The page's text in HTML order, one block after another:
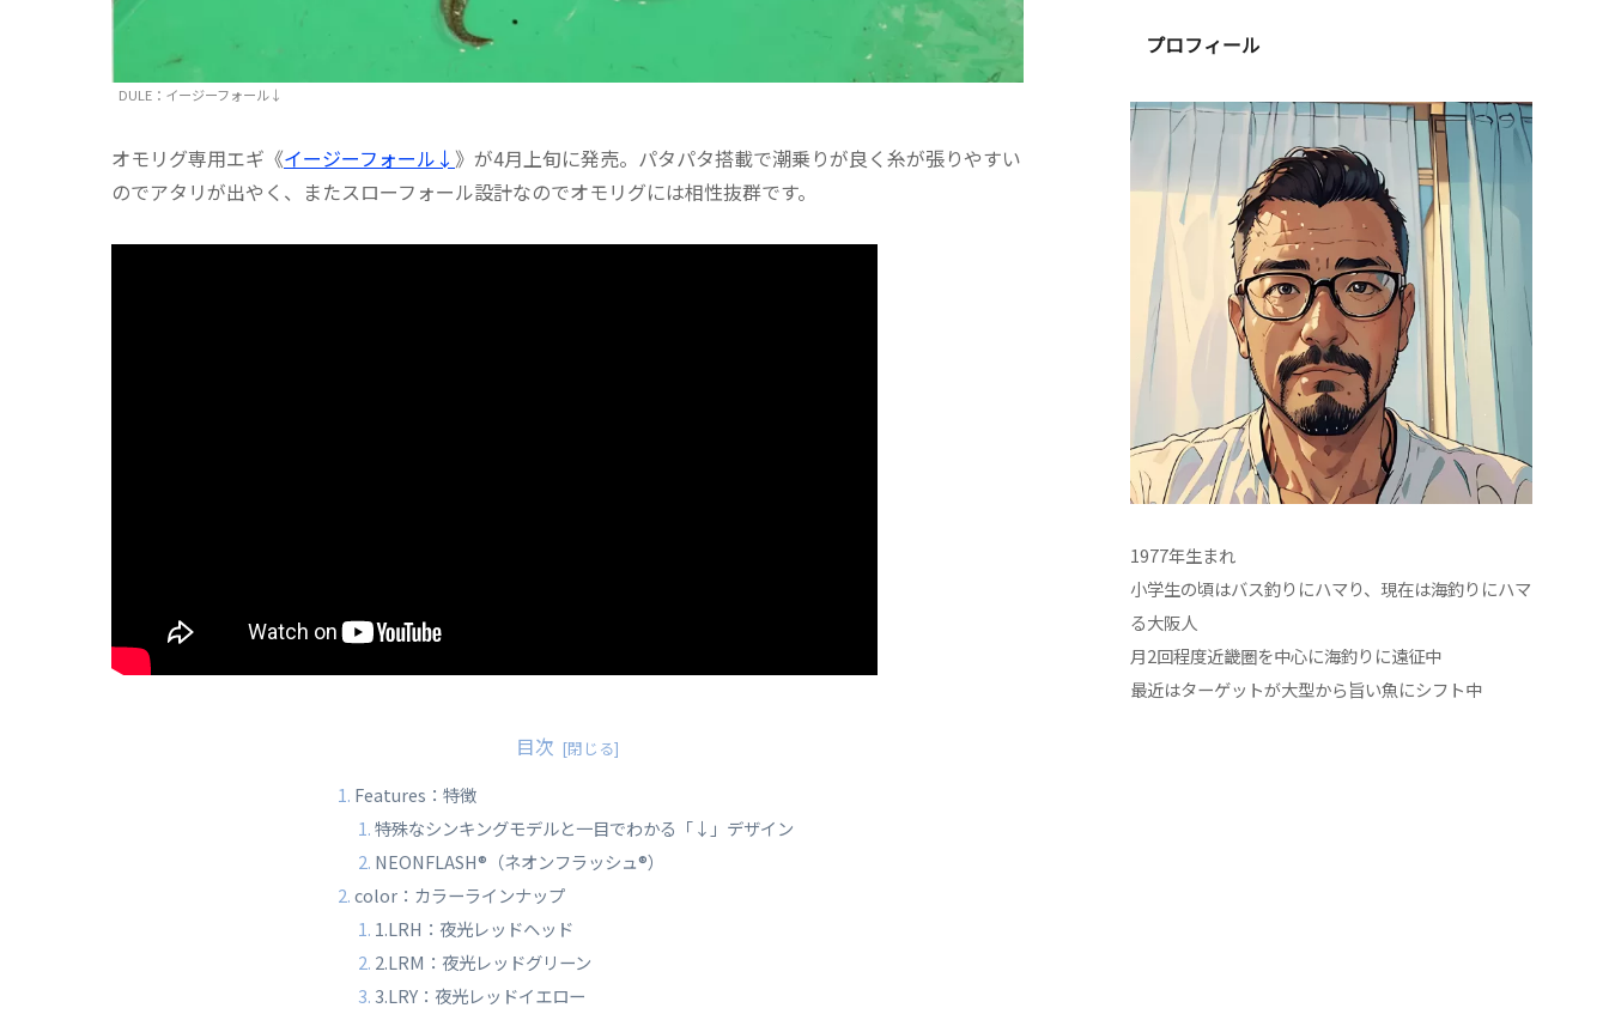
DULE：イージーフォール↓
オモリグ専用エギ《イージーフォール↓ 》が4月上旬に発売。パタパタ搭載で潮乗りが良く糸が張りやすい
のでアタリが出やく、またスローフォール設計なのでオモリグには相性抜群です。
目次
Features：特徴
特殊なシンキングモデルと一目でわかる「↓」デザイン
NEONFLASH®（ネオンフラッシュ®）
color：カラーラインナップ
1.LRH：夜光レッドヘッド
2.LRM：夜光レッドグリーン
3.LRY：夜光レッドイエロー
プロフィール
1977年生まれ
小学生の頃はバス釣りにハマり、現在は海釣りにハマ
る大阪人
月2回程度近畿圏を中心に海釣りに遠征中
最近はターゲットが大型から旨い魚にシフト中